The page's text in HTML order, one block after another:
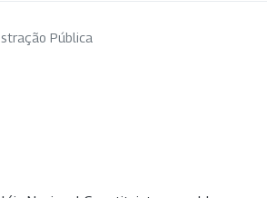
Pública